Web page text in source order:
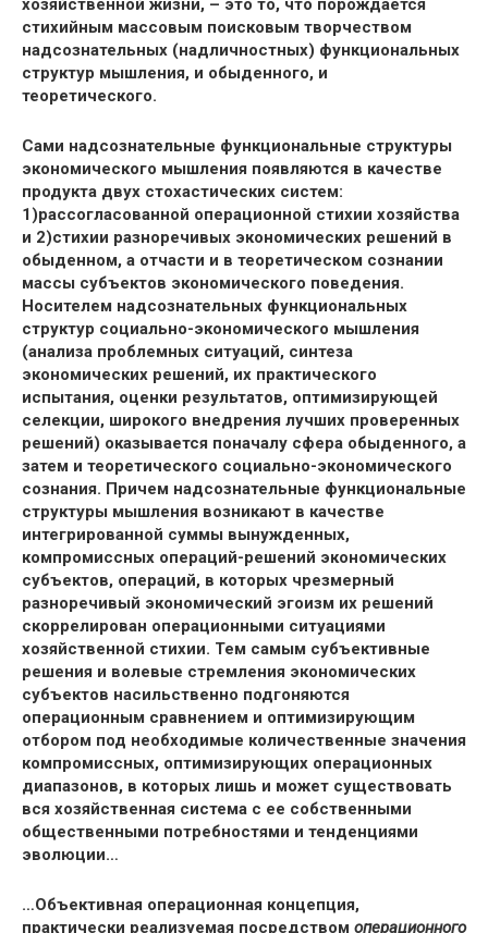
хозяйственной жизни, – это то, что порождается
стихийным массовым поисковым творчеством
надсознательных (надличностных) функциональных
структур мышления, и обыденного, и
теоретического.
Сами надсознательные функциональные структуры
экономического мышления появляются в качестве
продукта двух стохастических систем:
1)рассогласованной операционной стихии хозяйства
и 2)стихии разноречивых экономических решений в
обыденном, а отчасти и в теоретическом сознании
массы субъектов экономического поведения.
Носителем надсознательных функциональных
структур социально-экономического мышления
(анализа проблемных ситуаций, синтеза
экономических решений, их практического
испытания, оценки результатов, оптимизирующей
селекции, широкого внедрения лучших проверенных
решений) оказывается поначалу сфера обыденного, а
затем и теоретического социально-экономического
сознания. Причем надсознательные функциональные
структуры мышления возникают в качестве
интегрированной суммы вынужденных,
компромиссных операций-решений экономических
субъектов, операций, в которых чрезмерный
разноречивый экономический эгоизм их решений
скоррелирован операционными ситуациями
хозяйственной стихии. Тем самым субъективные
решения и волевые стремления экономических
субъектов насильственно подгоняются
операционным сравнением и оптимизирующим
отбором под необходимые количественные значения
компромиссных, оптимизирующих операционных
диапазонов, в которых лишь и может существовать
вся хозяйственная система с ее собственными
общественными потребностями и тенденциями
эволюции…
…Объективная операционная концепция,
практически реализуемая посредством операционного